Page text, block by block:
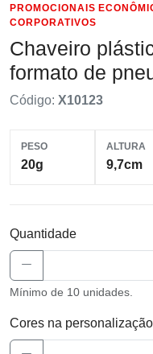
PROMOCIONAIS
CORPORATIVOS
Chaveiro
formato de
Código: X10123
PESO
20g
ALTURA
9,7cm
Quantidade
Mínimo de 10 unidades.
Cores na personalização